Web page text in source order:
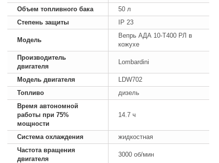
Объем топливного бака
50 л
Степень защиты
IP 23
Модель
Вепрь АДА 10-Т400 РЛ в
кожухе
Производитель
двигателя
Lombardini
Модель двигателя
LDW702
Топливо
дизель
Время автономной
работы при 75%
мощности
14.7 ч
Система охлаждения
жидкостная
Частота вращения
двигателя
3000 об/мин